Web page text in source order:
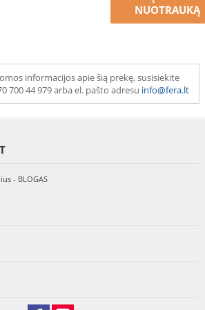
NUOTRAUKĄ
informacijos apie šią prekę, susisiekite
700 44 979 arba el. pašto adresu info@fera.lt
- BLOGAS